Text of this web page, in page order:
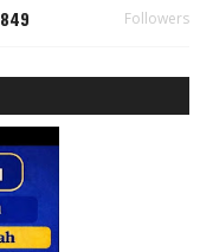
849 Followers